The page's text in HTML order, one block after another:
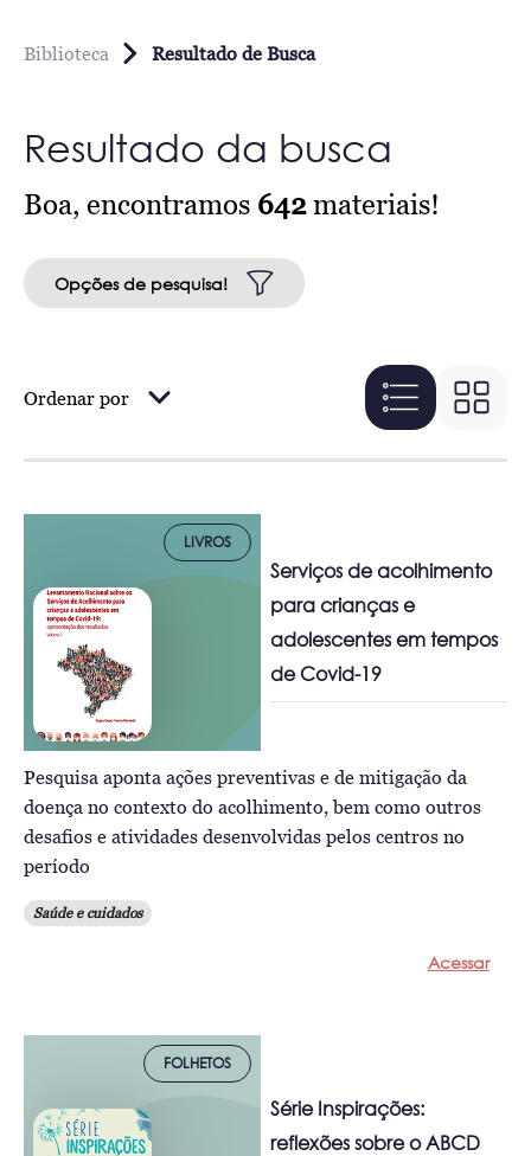
Biblioteca Resultado de Busca
Resultado da busca
Boa, encontramos 642materiais!
Opções de pesquisa!
Ordenar por
LIVROS
Serviços de acolhimento
para crianças e
adolescentes em tempos
de Covid-19
Pesquisa aponta ações preventivas e de mitigação da
doença no contexto do acolhimento, bem como outros
desafios e atividades desenvolvidas pelos centros no
período
Saúde e cuidados
Acessar
FOLHETOS
Série Inspirações:
reflexões sobre o ABCD